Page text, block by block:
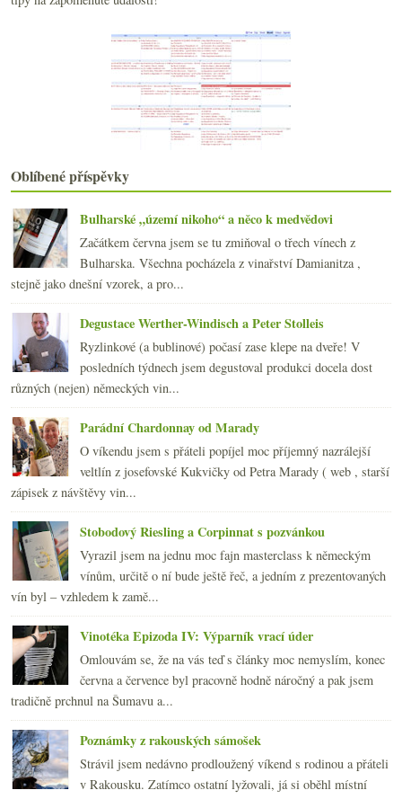
Vinařství Kolby a ročník 2006
Sylvánské zelené devatenáctkrát jinak
První neúspěch u rýžového vína
Crémant Blanc de Noir 2006 a dva inzeráty
Vína z Alsaska v hladomorně
Zákaz ochutnávek zdarma, jedna Itálie a Svatomarti...
►září(24)
►srpna(21)
►července(23)
► června(25)
►května(24)
►dubna (23)
►února(24)
►ledna (24)
►2007(108)
Oblíbené příspěvky
Bulharské „území nikoho“ a něco k medvědovi
Začátkem června jsem se tu zmiňoval o třech vínech z
Bulharska. Všechna pocházela z vinařství Damianitza ,
stejně jako dnešní vzorek, a pro...
Degustace Werther-Windisch a Peter Stolleis
Ryzlinkové (a bublinové) počasí zase klepe na dveře! V
posledních týdnech jsem degustoval produkci docela dost
různých (nejen) německých vin...
Parádní Chardonnay od Marady
O víkendu jsem s přáteli popíjel moc příjemný nazrálejší
veltlín z josefovské Kukvičky od Petra Marady ( web , starší
zápisek z návštěvy vin...
Stobodový Riesling a Corpinnat s pozvánkou
Vyrazil jsem na jednu moc fajn masterclass k německým
vínům, určitě o ní bude ještě řeč, a jedním z prezentovaných
vín byl – vzhledem k zamě...
Vinotéka Epizoda IV: Výparník vrací úder
Omlouvám se, že na vás teď s články moc nemyslím, konec
června a července byl pracovně hodně náročný a pak jsem
tradičně prchnul na Šumavu a...
Poznámky z rakouských sámošek
Strávil jsem nedávno prodloužený víkend s rodinou a přáteli
v Rakousku. Zatímco ostatní lyžovali, já si oběhl místní